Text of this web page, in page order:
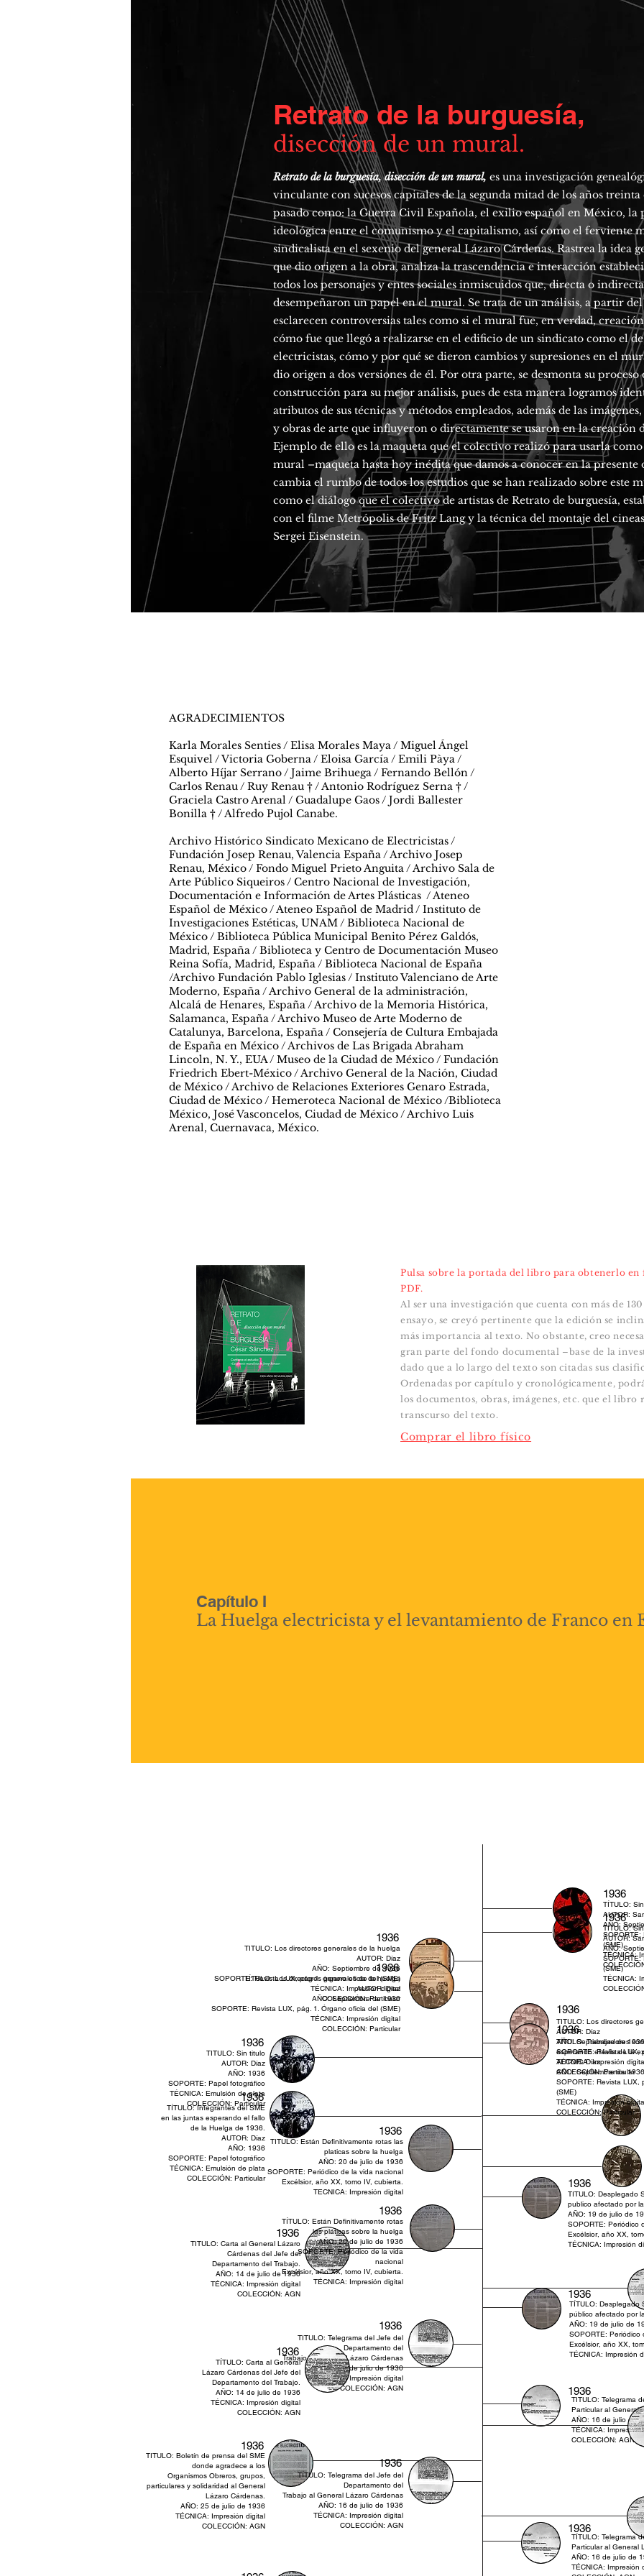
Retrato de la burguesía,
disección de un mural.
Retrato de la burguesía, disección de un mural, es una investigación
vinculante con sucesos capitales de la segunda mitad de los años treinta
pasado como: la Guerra Civil Española, el exilio español en México, la
ideológica entre el comunismo y el capitalismo, así como el ferviente
sindicalista en el sexenio del general Lázaro Cárdenas. Rastrea la idea
que dio origen a la obra, analiza la trascendencia e interacción
todos los personajes y entes sociales inmiscuidos que, directa o
desempeñaron un papel en el mural. Se trata de un análisis, a partir del
esclarecen controversias tales como si el mural fue, en verdad,
cómo fue que llegó a realizarse en el edificio de un sindicato como el
electricistas, cómo y por qué se dieron cambios y supresiones en el
dio origen a dos versiones de él. Por otra parte, se desmonta su proceso
construcción para su mejor análisis, pues de esta manera logramos
atributos de sus técnicas y métodos empleados, además de las
y obras de arte que influyeron o directamente se usaron en la creación
Ejemplo de ello es la maqueta que el colectivo realizó para usarla
mural –maqueta hasta hoy inédita que damos a conocer en la presente
cambia el rumbo de todos los estudios que se han realizado sobre este
como el diálogo que el colectivo de artistas de Retrato de burguesía,
con el filme Metrópolis de Fritz Lang y la técnica del montaje del
Sergei Eisenstein.
AGRADECIMIENTOS
Karla Morales Senties / Elisa Morales Maya / Miguel Ángel
Esquivel / Victoria Goberna / Eloisa García / Emili Pàya /
Alberto Híjar Serrano / Jaime Brihuega / Fernando Bellón /
Carlos Renau / Ruy Renau † / Antonio Rodríguez Serna † /
Graciela Castro Arenal / Guadalupe Gaos / Jordi Ballester
Bonilla † / Alfredo Pujol Canabe.
Archivo Histórico Sindicato Mexicano de Electricistas /
Fundación Josep Renau, Valencia España / Archivo Josep
Renau, México / Fondo Miguel Prieto Anguita / Archivo Sala de
Arte Público Siqueiros / Centro Nacional de Investigación,
Documentación e Información de Artes Plásticas / Ateneo
Español de México / Ateneo Español de Madrid / Instituto de
Investigaciones Estéticas, UNAM / Biblioteca Nacional de
México / Biblioteca Pública Municipal Benito Pérez Galdós,
Madrid, España / Biblioteca y Centro de Documentación Museo
Reina Sofía, Madrid, España / Biblioteca Nacional de España
/Archivo Fundación Pablo Iglesias / Instituto Valenciano de Arte
Moderno, España / Archivo General de la administración,
Alcalá de Henares, España / Archivo de la Memoria Histórica,
Salamanca, España / Archivo Museo de Arte Moderno de
Catalunya, Barcelona, España / Consejería de Cultura Embajada
de España en México / Archivos de Las Brigada Abraham
Lincoln, N. Y., EUA / Museo de la Ciudad de México / Fundación
Friedrich Ebert-México / Archivo General de la Nación, Ciudad
de México / Archivo de Relaciones Exteriores Genaro Estrada,
Ciudad de México / Hemeroteca Nacional de México /Biblioteca
México, José Vasconcelos, Ciudad de México / Archivo Luis
Arenal, Cuernavaca, México.
Pulsa sobre la portada del libro para obtenerlo
PDF.
Al ser una investigación que cuenta con más de
ensayo, se creyó pertinente que la edición se
más importancia al texto. No obstante, creo
gran parte del fondo documental –base de la
dado que a lo largo del texto son citadas sus
Ordenadas por capítulo y cronológicamente,
los documentos, obras, imágenes, etc. que el libro
transcurso del texto.
Comprar el libro físico
Capítulo I
La Huelga electricista y el levantamiento de Franco en
1936
TITULO: Los directores generales de la huelga
AUTOR: Díaz
AÑO: Septiembre de 1936
SOPORTE: Revista LUX, pág 1. órgano oficia del (SME)
TÉCNICA: Impresión digital
COLECCIÓN: Particular
1936
TITULO:
AUTOR:
AÑO:
SOPORTE:
(SME)
TÉCNICA:
TITULO: Los directores
AUTOR: Díaz
AÑO: Septiembre de 1936
SOPORTE: Revista LUX,
TÉCNICA: Impresión
COLECCIÓN: Particular
1936
1936
TITULO: Sin titulo
AUTOR: Díaz
AÑO: 1936
SOPORTE: Papel fotográfico
TÉCNICA: Emulsión de plata
COLECCIÓN: Particular
1936
TITULO: Están Definitivamente rotas las
platicas sobre la huelga
AÑO: 20 de julio de 1936
SOPORTE: Periódico de la vida nacional
Excélsior, año XX, tomo IV, cubierta.
TECNICA: Impresión digital
1936
TITULO: Desplegado
publico afectado por
AÑO: 19 de julio de
SOPORTE: Periódico
Excélsior, año XX,
TÉCNICA: Impresión
1936
TITULO: Carta al General Lázaro
Cárdenas del Jefe del
Departamento del Trabajo.
AÑO: 14 de julio de 1936
TÉCNICA: Impresión digital
COLECCIÓN: AGN
1936
TITULO: Telegrama del Jefe del
Departamento del
Trabajo al General Lázaro Cárdenas
AÑO: 16 de julio de 1936
TÉCNICA: Impresión digital
COLECCIÓN: AGN
1936
TITULO: Telegrama
Particular al General
AÑO: 16 de julio de
TÉCNICA: Impresión
COLECCIÓN: AGN
1936
TITULO: Boletín de prensa del SME
donde agradece a los
Organismos Obreros, grupos,
particulares y solidaridad al General
Lázaro Cárdenas.
AÑO: 25 de julio de 1936
TÉCNICA: Impresión digital
COLECCIÓN: AGN
1936
TÍTULO: Los directores generales de la huelga
AUTOR: Díaz
AÑO: Septiembre de 1936
SOPORTE: Revista LUX, pág. 1. Órgano oficia del (SME)
TÉCNICA: Impresión digital
COLECCIÓN: Particular
1936
TÍTULO:
AUTOR:
AÑO:
SOPORTE:
(SME)
TÉCNICA:
TÍTULO: Trabajadores
esperando el fallo de la
AUTOR: Díaz
AÑO: Septiembre de 1936
SOPORTE: Revista LUX,
(SME)
TÉCNICA: Impresión
COLECCIÓN: Particular
1936
1936
TÍTULO: Integrantes del SME
en las juntas esperando el fallo
de la Huelga de 1936.
AUTOR: Díaz
AÑO: 1936
SOPORTE: Papel fotográfico
TÉCNICA: Emulsión de plata
COLECCIÓN: Particular
1936
TÍTULO: Están Definitivamente rotas
las pláticas sobre la huelga
AÑO: 20 de julio de 1936
SOPORTE: Periódico de la vida
nacional
Excélsior, año XX, tomo IV, cubierta.
TÉCNICA: Impresión digital
1936
TÍTULO: Desplegado
público afectado por
AÑO: 19 de julio de
SOPORTE: Periódico
Excélsior, año XX,
TÉCNICA: Impresión
1936
TÍTULO: Carta al General
Lázaro Cárdenas del Jefe del
Departamento del Trabajo.
AÑO: 14 de julio de 1936
TÉCNICA: Impresión digital
COLECCIÓN: AGN
1936
TÍTULO: Telegrama del Jefe del
Departamento del
Trabajo al General Lázaro Cárdenas
AÑO: 16 de julio de 1936
TÉCNICA: Impresión digital
COLECCIÓN: AGN
1936
TÍTULO: Telegrama
Particular al General
AÑO: 16 de julio de
TÉCNICA: Impresión